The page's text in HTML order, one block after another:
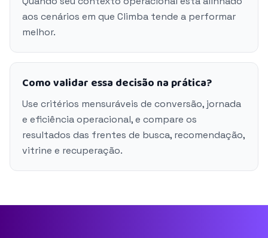
aos cenários em que Climba tende a performar
melhor.
Como validar essa decisão na prática?
Use critérios mensuráveis de conversão, jornada
e eficiência operacional, e compare os
resultados das frentes de busca, recomendação,
vitrine e recuperação.